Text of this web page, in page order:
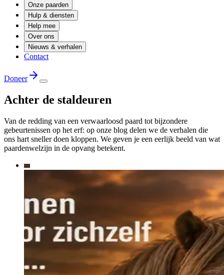
Onze paarden
Hulp & diensten
Help mee
Over ons
Nieuws & verhalen
Contact
Doneer
Achter de staldeuren
Van de redding van een verwaarloosd paard tot bijzondere
gebeurtenissen op het erf: op onze blog delen we de verhalen die
ons hart sneller doen kloppen. We geven je een eerlijk beeld van wat
paardenwelzijn in de opvang betekent.